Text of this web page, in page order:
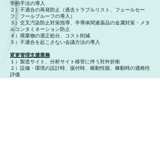
学的手法の導入
２）不適合の再発防止（過去トラブルリスト、フェールセー
フ、フールプルーフの導入）
３）交叉汚染防止対策指導、半導体関連薬品の金属対策・メタ
ルコンタミネーション防止
４）廃棄物の適正処分、コスト削減
５）不適合を起こさない会議方法の導入
変更管理支援業務
１）製造サイト、分析サイト移管に伴う対外折衝
２）設備・環境の設計時、据付時、稼動性能、稼動時の適格性
評価